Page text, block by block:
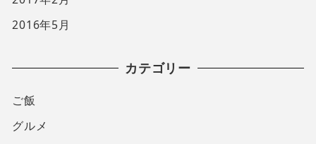
2016年5月
カテゴリー
ご飯
グルメ